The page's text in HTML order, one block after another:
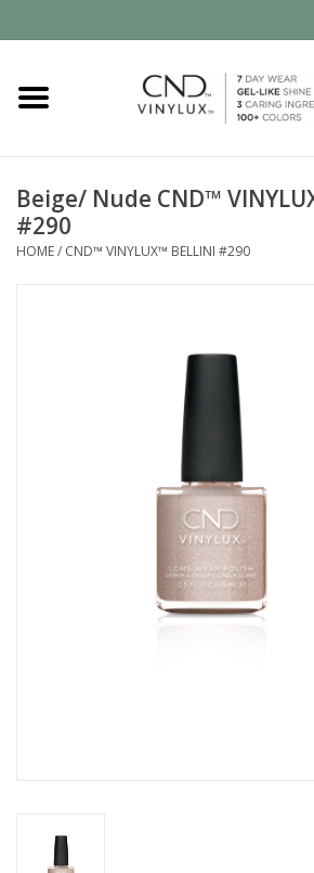
Home
Nailart voor jou
Beige/ Nude CND™
#290
HOME/ CND™ VINYLUX™ BELLINI #290